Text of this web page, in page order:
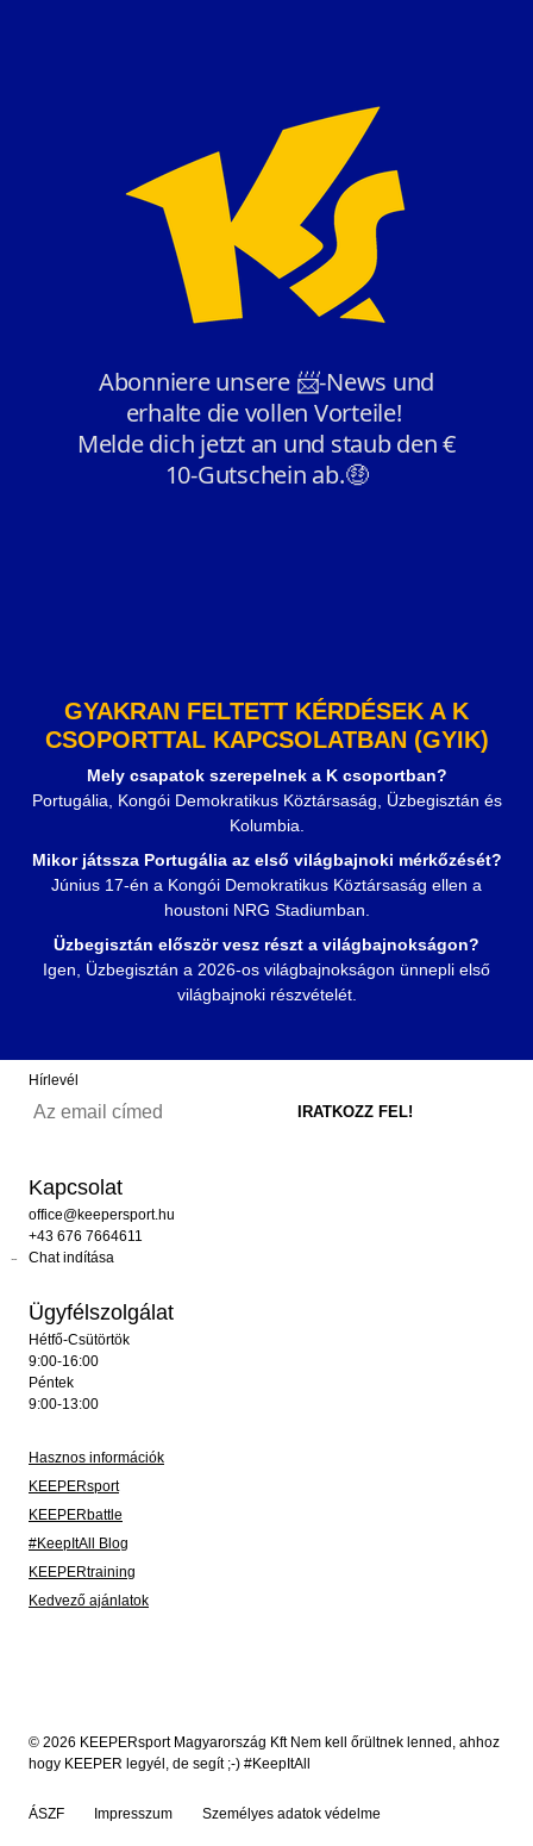
GYAKRAN FELTETT KÉRDÉSEK A K
CSOPORTTAL KAPCSOLATBAN (GYIK)
Mely csapatok szerepelnek a K csoportban?
Portugália, Kongói Demokratikus Köztársaság, Üzbegisztán és
Kolumbia.
Mikor játssza Portugália az első világbajnoki mérkőzését?
Június 17-én a Kongói Demokratikus Köztársaság ellen a
houstoni NRG Stadiumban.
Üzbegisztán először vesz részt a világbajnokságon?
Igen, Üzbegisztán a 2026-os világbajnokságon ünnepli első
világbajnoki részvételét.
Hírlevél
Kapcsolat
office@keepersport.hu
+43 676 7664611
Chat indítása
Ügyfélszolgálat
Hétfő-Csütörtök
9:00-16:00
Péntek
9:00-13:00
Hasznos információk
KEEPERsport
KEEPERbattle
#KeepItAll Blog
KEEPERtraining
Kedvező ajánlatok
© 2026 KEEPERsport Magyarország Kft Nem kell őrültnek lenned, ahhoz
hogy KEEPER legyél, de segít ;-) #KeepItAll
ÁSZF Impresszum Személyes adatok védelme